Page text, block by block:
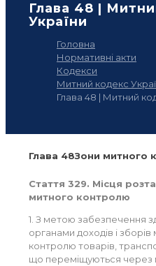
Глава 48 |
України
Головна
Нормативні акти
Кодекси
Митний кодекс
Глава 48 | Митний
Глава 48Зони митного
Стаття 329. Місця
митного контролю
1. З метою забезпечення
органами доходів і зборів
контролю товарів,
що переміщуються через